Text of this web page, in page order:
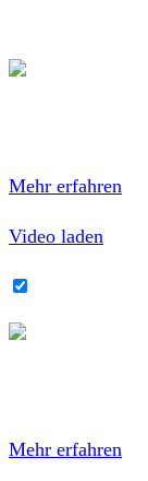
Mehr erfahren
Video laden
Mehr erfahren